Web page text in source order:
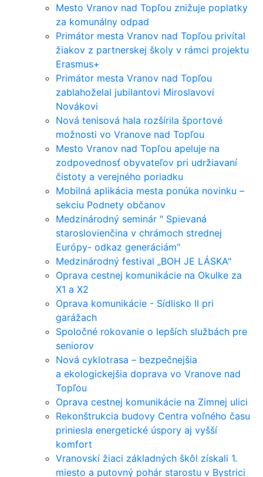
Mesto Vranov nad Topľou znižuje poplatky
za komunálny odpad
Primátor mesta Vranov nad Topľou privítal
žiakov z partnerskej školy v rámci projektu
Erasmus+
Primátor mesta Vranov nad Topľou
zablahoželal jubilantovi Miroslavovi
Novákovi
Nová tenisová hala rozšírila športové
možnosti vo Vranove nad Topľou
Mesto Vranov nad Topľou apeluje na
zodpovednosť obyvateľov pri udržiavaní
čistoty a verejného poriadku
Mobilná aplikácia mesta ponúka novinku –
sekciu Podnety občanov
Medzinárodný seminár " Spievaná
staroslovienčina v chrámoch strednej
Európy- odkaz generáciám"
Medzinárodný festival „BOH JE LÁSKA"
Oprava cestnej komunikácie na Okulke za
X1 a X2
Oprava komunikácie - Sídlisko II pri
garážach
Spoločné rokovanie o lepších službách pre
seniorov
Nová cyklotrasa – bezpečnejšia
a ekologickejšia doprava vo Vranove nad
Topľou
Oprava cestnej komunikácie na Zimnej ulici
Rekonštrukcia budovy Centra voľného času
priniesla energetické úspory aj vyšší
komfort
Vranovskí žiaci základných škôl získali 1.
miesto a putovný pohár starostu v Bystrici